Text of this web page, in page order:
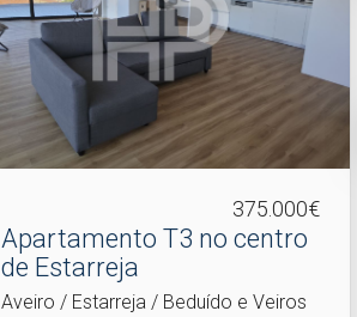
375.000€
Apartamento T3 no centro
de Estarreja
Aveiro / Estarreja / Beduído e Veiros